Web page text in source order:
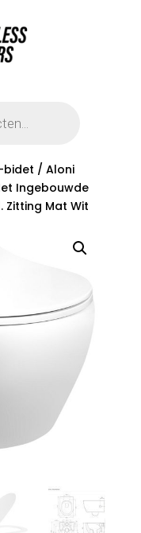
bidet / Aloni
Ingebouwde
Mat Wit